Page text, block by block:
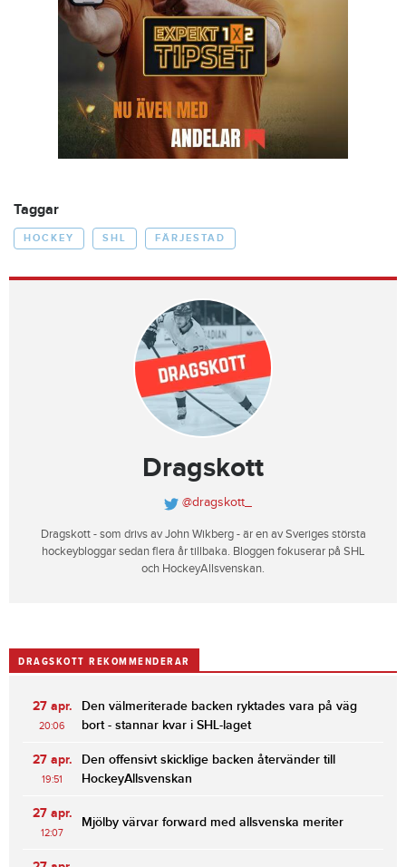
Taggar
HOCKEY SHL FÄRJESTAD
Dragskott
@dragskott_
Dragskott - som drivs av John Wikberg - är en av Sveriges största
hockeybloggar sedan flera år tillbaka. Bloggen fokuserar på SHL
och HockeyAllsvenskan.
DRAGSKOTT REKOMMENDERAR
27 apr.
20:06
Den välmeriterade backen ryktades vara på väg
bort - stannar kvar i SHL-laget
27 apr.
19:51
Den offensivt skicklige backen återvänder till
HockeyAllsvenskan
27 apr.
12:07
Mjölby värvar forward med allsvenska meriter